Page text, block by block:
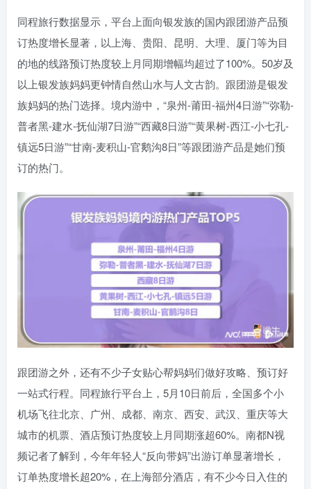
同程旅行数据显示，平台上面向银发族的国内跟团游产品预
订热度增长显著，以上海、贵阳、昆明、大理、厦门等为目
的地的线路预订热度较上月同期增幅均超过了100%。50岁及
以上银发族妈妈更钟情自然山水与人文古韵。跟团游是银发
族妈妈的热门选择。境内游中，“泉州-莆田-福州4日游”“弥勒-
普者黑-建水-抚仙湖7日游”“西藏8日游”“黄果树-西江-小七孔-
镇远5日游”“甘南-麦积山-官鹅沟8日”等跟团游产品是她们预
订的热门。
跟团游之外，还有不少子女贴心帮妈妈们做好攻略、预订好
一站式行程。同程旅行平台上，5月10日前后，全国多个小
机场飞往北京、广州、成都、南京、西安、武汉、重庆等大
城市的机票、酒店预订热度较上月同期涨超60%。南都N视
频记者了解到，今年年轻人“反向带妈”出游订单显著增长，
订单热度增长超20%，在上海部分酒店，有不少今日入住的